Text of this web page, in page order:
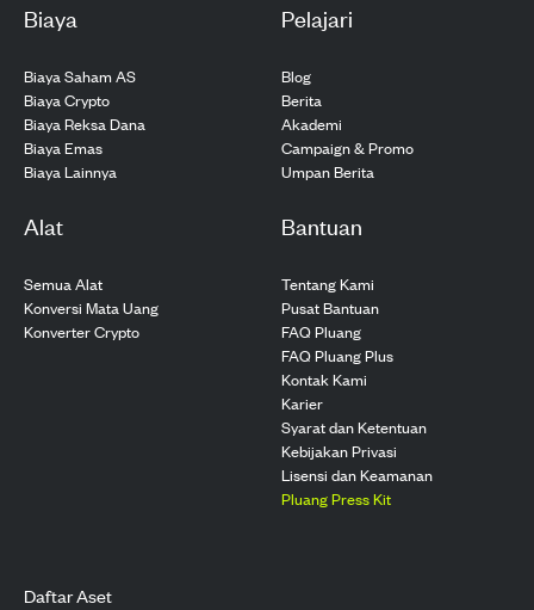
Biaya
Biaya Saham AS
Biaya Crypto
Biaya Reksa Dana
Biaya Emas
Biaya Lainnya
Pelajari
Blog
Berita
Akademi
Campaign & Promo
Umpan Berita
Alat
Semua Alat
Konversi Mata Uang
Konverter Crypto
Bantuan
Tentang Kami
Pusat Bantuan
FAQ Pluang
FAQ Pluang Plus
Kontak Kami
Karier
Syarat dan Ketentuan
Kebijakan Privasi
Lisensi dan Keamanan
Pluang Press Kit
Daftar Aset